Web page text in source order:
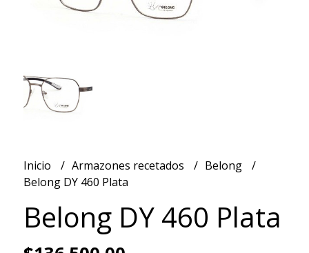
Inicio Armazones recetados
Belong
Belong DY 460 Plata
Belong DY 460 Plata